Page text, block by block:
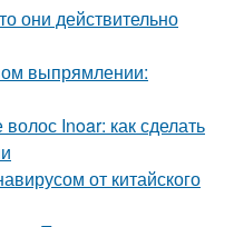
они действительно
выпрямлении:
Inoar: как сделать
от китайского